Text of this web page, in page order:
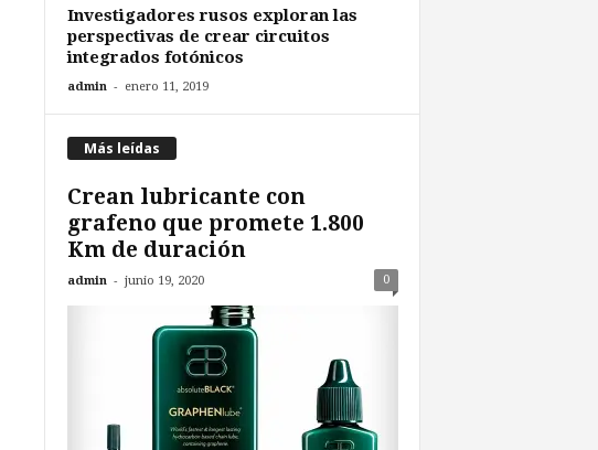
Investigadores rusos exploran las
perspectivas de crear circuitos
integrados fotónicos
admin - enero 11, 2019
Más leídas
Crean lubricante con
grafeno que promete 1.800
Km de duración
admin - junio 19, 2020 0